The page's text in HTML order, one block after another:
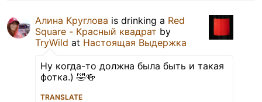
Алина Круглова is drinking a Red
Square - Красный квадрат by
TryWild at Настоящая Выдержка
Ну когда-то должна была быть и такая
фотка.) 🤣🍻
TRANSLATE